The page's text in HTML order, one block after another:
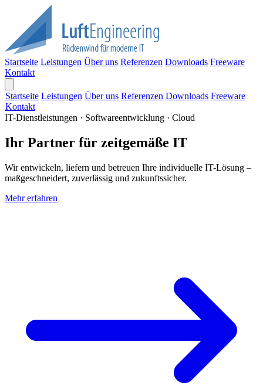
Startseite Leistungen Über uns Referenzen Downloads Freeware
Kontakt
Startseite Leistungen Über uns Referenzen Downloads Freeware
Kontakt
IT-Dienstleistungen · Softwareentwicklung · Cloud
Ihr Partner für zeitgemäße IT
Wir entwickeln, liefern und betreuen Ihre individuelle IT-Lösung –
maßgeschneidert, zuverlässig und zukunftssicher.
Mehr erfahren